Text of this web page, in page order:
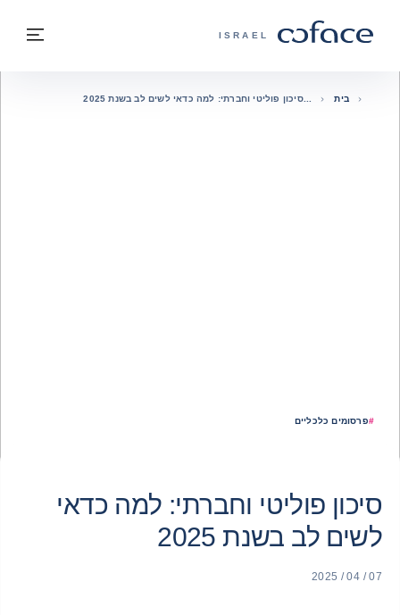
COFACE - אתר הקבוצה
ISRAEL
בחזרה לעמוד הבית
#פרסומים כלכליים
בית סיכון פוליטי וחברתי: למה כדאי לשים לב בשנת 2025
סיכון פוליטי וחברתי: למה כדאי
לשים לב בשנת 2025
07 / 04 / 2025